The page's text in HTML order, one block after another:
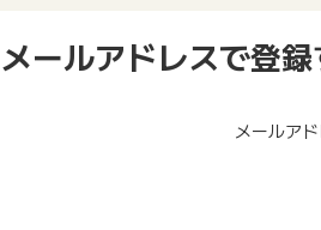
メールアドレスで登録
メールア